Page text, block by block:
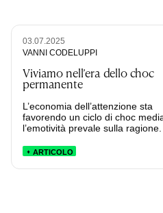
03.07.2025
VANNI CODELUPPI
Viviamo nell’era dello choc
permanente
L’economia dell’attenzione sta
favorendo un ciclo di choc
l’emotività prevale sulla ragione.
ARTICOLO